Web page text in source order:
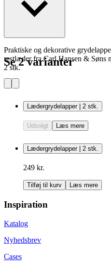
Praktiske og dekorative
restlæder fra Carl Hansen & Søns
2 stk.
Se 2 varianter
Lædergrydelapper | 2 stk.
Udsolgt Læs mere
Lædergrydelapper | 2 stk.
249 kr.
Tilføj til kurv Læs mere
Inspiration
Katalog
Nyhedsbrev
Cases